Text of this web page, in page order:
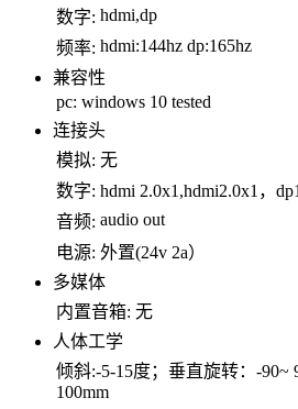
数字: hdmi,dp
频率: hdmi:144hz dp:165hz
兼容性
pc: windows 10 tested
连接头
模拟: 无
数字: hdmi 2.0x1,hdmi2.0x1，
音频: audio out
电源: 外置(24v 2a）
多媒体
内置音箱: 无
人体工学
倾斜:-5-15度；垂直旋转：-90~
100mm